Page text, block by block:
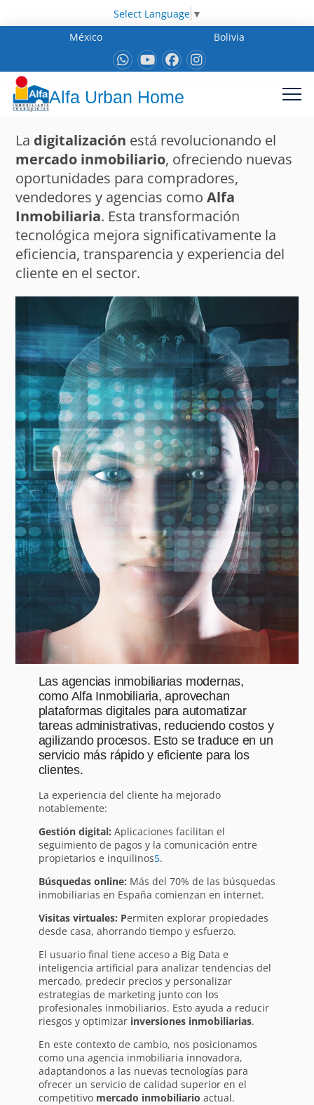
Select Language ▼
México
Bolivia
Alfa Urban Home
La digitalización está revolucionando el
mercado inmobiliario, ofreciendo nuevas
oportunidades para compradores,
vendedores y agencias comoAlfa
Inmobiliaria. Esta transformación
tecnológica mejora significativamente la
eficiencia, transparencia y experiencia del
cliente en el sector.
Las agencias inmobiliarias modernas,
como Alfa Inmobiliaria, aprovechan
plataformas digitales para automatizar
tareas administrativas, reduciendo costos y
agilizando procesos. Esto se traduce en un
servicio más rápido y eficiente para los
clientes.
La experiencia del cliente ha mejorado
notablemente:
Gestión digital: Aplicaciones facilitan el
seguimiento de pagos y la comunicación entre
propietarios e inquilinos5.
Búsquedas online: Más del 70% de las búsquedas
inmobiliarias en España comienzan en internet.
Visitas virtuales: Permiten explorar propiedades
desde casa, ahorrando tiempo y esfuerzo.
El usuario final tiene acceso a Big Data e
inteligencia artificial para analizar tendencias del
mercado, predecir precios y personalizar
estrategias de marketing junto con los
profesionales inmobiliarios. Esto ayuda a reducir
riesgos y optimizarinversiones inmobiliarias.
En este contexto de cambio, nos posicionamos
como una agencia inmobiliaria innovadora,
adaptandonos a las nuevas tecnologías para
ofrecer un servicio de calidad superior en el
competitivo mercado inmobiliario actual.